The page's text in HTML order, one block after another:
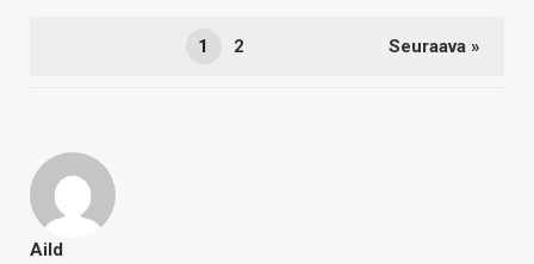
1 2 Seuraava »
Aild